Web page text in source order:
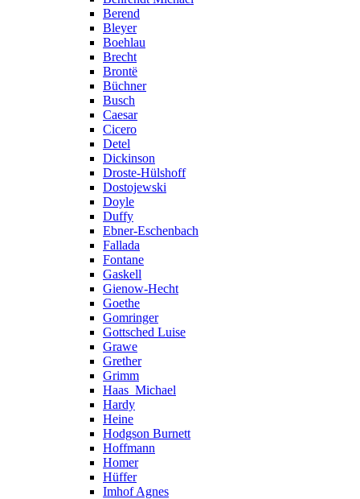
Berend
Bleyer
Boehlau
Brecht
Brontë
Büchner
Busch
Caesar
Cicero
Detel
Dickinson
Droste-Hülshoff
Dostojewski
Doyle
Duffy
Ebner-Eschenbach
Fallada
Fontane
Gaskell
Gienow-Hecht
Goethe
Gomringer
Gottsched Luise
Grawe
Grether
Grimm
Haas_Michael
Hardy
Heine
Hodgson Burnett
Hoffmann
Homer
Hüffer
Imhof Agnes